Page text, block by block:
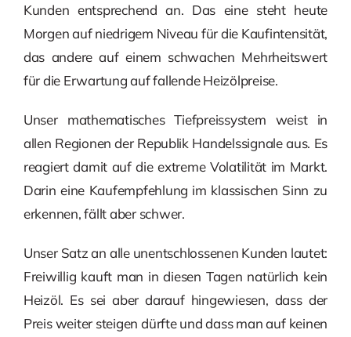
Kunden entsprechend an. Das eine steht heute
Morgen auf niedrigem Niveau für die Kaufintensität,
das andere auf einem schwachen Mehrheitswert
für die Erwartung auf fallende Heizölpreise.
Unser mathematisches Tiefpreissystem weist in
allen Regionen der Republik Handelssignale aus. Es
reagiert damit auf die extreme Volatilität im Markt.
Darin eine Kaufempfehlung im klassischen Sinn zu
erkennen, fällt aber schwer.
Unser Satz an alle unentschlossenen Kunden lautet:
Freiwillig kauft man in diesen Tagen natürlich kein
Heizöl. Es sei aber darauf hingewiesen, dass der
Preis weiter steigen dürfte und dass man auf keinen